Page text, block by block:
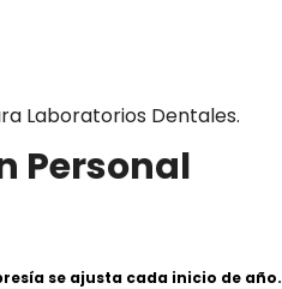
Laboratorios Dentales.
Personal
se ajusta cada inicio de año.